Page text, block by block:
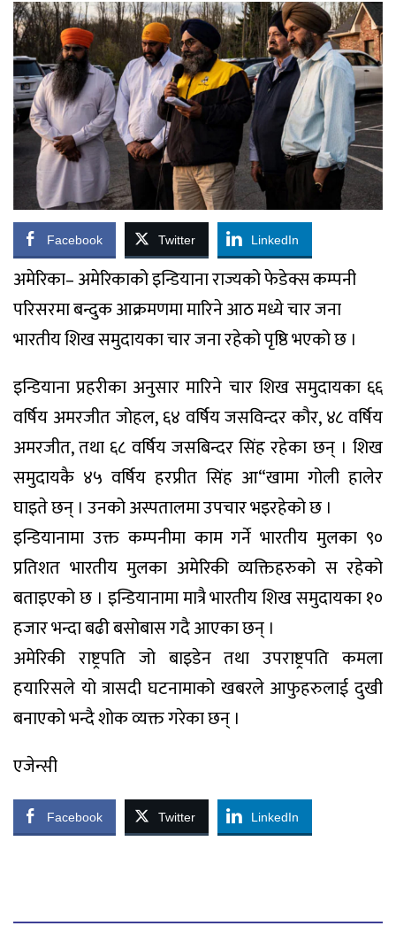
Facebook Twitter LinkedIn
अमेरिका– अमेरिकाको इन्डियाना राज्यको फेडेक्स कम्पनी
परिसरमा बन्दुक आक्रमणमा मारिने आठ मध्ये चार जना
भारतीय शिख समुदायका चार जना रहेको पृष्ठि भएको छ ।
इन्डियाना प्रहरीका अनुसार मारिने चार शिख समुदायका ६६
वर्षिय अमरजीत जोहल, ६४ वर्षिय जसविन्दर कौर, ४८ वर्षिय
अमरजीत, तथा ६८ वर्षिय जसबिन्दर सिंह रहेका छन् । शिख
समुदायकै ४५ वर्षिय हरप्रीत सिंह आ“खामा गोली हालेर
घाइते छन् । उनको अस्पतालमा उपचार भइरहेको छ ।
इन्डियानामा उक्त कम्पनीमा काम गर्ने भारतीय मुलका ९०
प्रतिशत भारतीय मुलका अमेरिकी व्यक्तिहरुको स रहेको
बताइएको छ । इन्डियानामा मात्रै भारतीय शिख समुदायका १०
हजार भन्दा बढी बसोबास गदै आएका छन् ।
अमेरिकी राष्ट्रपति जो बाइडेन तथा उपराष्ट्रपति कमला
हयारिसले यो त्रासदी घटनामाको खबरले आफुहरुलाई दुखी
बनाएको भन्दै शोक व्यक्त गरेका छन् ।
एजेन्सी
Facebook Twitter LinkedIn